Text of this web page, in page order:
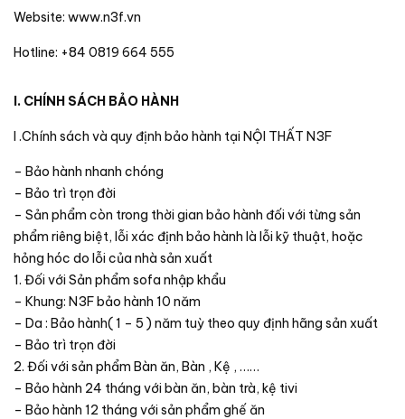
Website: www.n3f.vn
Hotline: +84 0819 664 555
I. CHÍNH SÁCH BẢO HÀNH
I .Chính sách và quy định bảo hành tại NỘI THẤT N3F
– Bảo hành nhanh chóng
– Bảo trì trọn đời
– Sản phẩm còn trong thời gian bảo hành đối với từng sản
phẩm riêng biệt, lỗi xác định bảo hành là lỗi kỹ thuật, hoặc
hỏng hóc do lỗi của nhà sản xuất
1. Đối với Sản phẩm sofa nhập khẩu
– Khung: N3F bảo hành 10 năm
– Da : Bảo hành( 1 – 5 ) năm tuỳ theo quy định hãng sản xuất
– Bảo trì trọn đời
2. Đối với sản phẩm Bàn ăn, Bàn , Kệ , ……
– Bảo hành 24 tháng với bàn ăn, bàn trà, kệ tivi
– Bảo hành 12 tháng với sản phẩm ghế ăn